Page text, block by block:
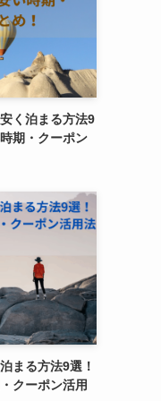
く泊まる方法9
期・クーポン
まる方法9選！
クーポン活用